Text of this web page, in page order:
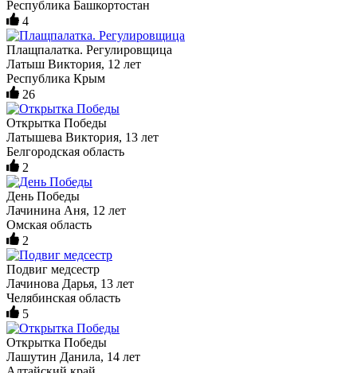
Республика Башкортостан
4
Плащпалатка. Регулировщица
Латыш Виктория, 12 лет
Республика Крым
26
Открытка Победы
Латышева Виктория, 13 лет
Белгородская область
2
День Победы
Лачинина Аня, 12 лет
Омская область
2
Подвиг медсестр
Лачинова Дарья, 13 лет
Челябинская область
5
Открытка Победы
Лашутин Данила, 14 лет